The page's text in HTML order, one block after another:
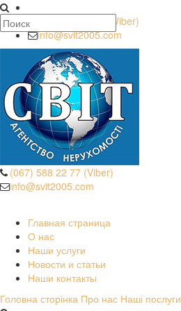
(067) 588 22 77 (Viber)
info@svit2005.com
(067) 588 22 77 (Viber)
info@svit2005.com
Главная страница
О нас
Наши услуги
Новости и статьи
Наши контакты
Головна сторінка Про нас Наші послуги